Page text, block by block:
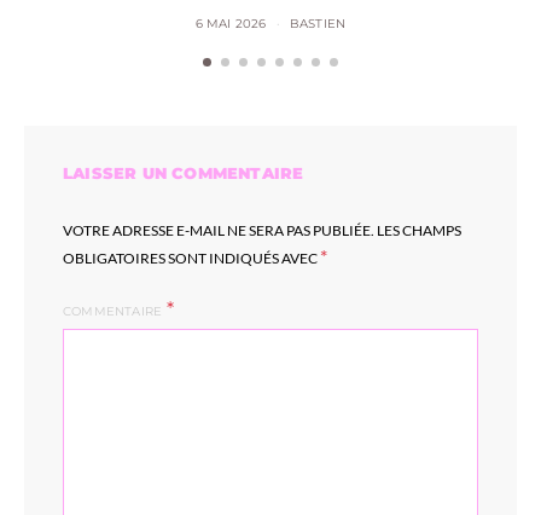
6 MAI 2026 BASTIEN
LAISSER UN COMMENTAIRE
VOTRE ADRESSE E-MAIL NE SERA PAS PUBLIÉE. LES CHAMPS
OBLIGATOIRES SONT INDIQUÉS AVEC *
COMMENTAIRE